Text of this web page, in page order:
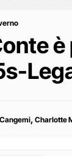
, Charlotte